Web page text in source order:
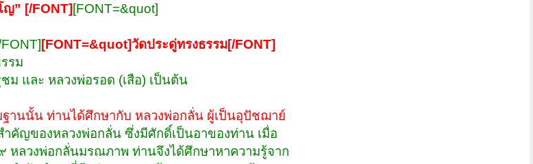
” [/FONT] [FONT=&quot]
[FONT=&quot]วัดประดู่ทรงธรรม[/FONT]
รม
ม และ หลวงพ่อรอด (เสือ) เป็นต้น
านนั้น ท่านได้ศึกษากับ หลวงพ่อกลั่น ผู้เป็นอุปัชฌาย์
ำคัญของหลวงพ่อกลั่น ซึ่งมีศักดิ์เป็นอาของท่าน เมื่อ
ลวงพ่อกลั่นมรณภาพ ท่านจึงได้ศึกษาหาความรู้จาก